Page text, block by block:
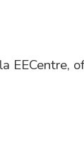
EECentre,